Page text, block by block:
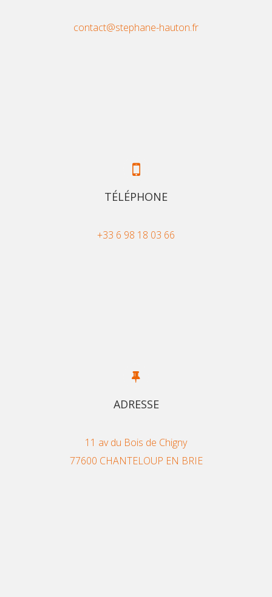
contact@stephane-hauton.fr
TÉLÉPHONE
+33 6 98 18 03 66
ADRESSE
11 av du Bois de Chigny
77600 CHANTELOUP EN BRIE